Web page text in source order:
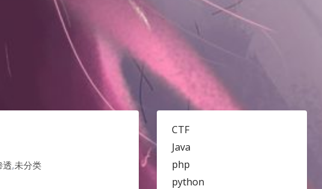
CTF
Java
php
python
透,未分类